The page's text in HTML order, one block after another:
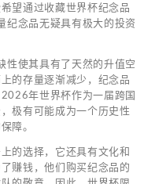
望通过收藏世界杯纪念品
纪念品无疑具有极大的投资
性使其具有了天然的升值空
的存量逐渐减少，纪念品
年世界杯作为一届跨国
极有可能成为一个历史性
障。
的选择，它还具有文化和
赚钱，他们购买纪念品的